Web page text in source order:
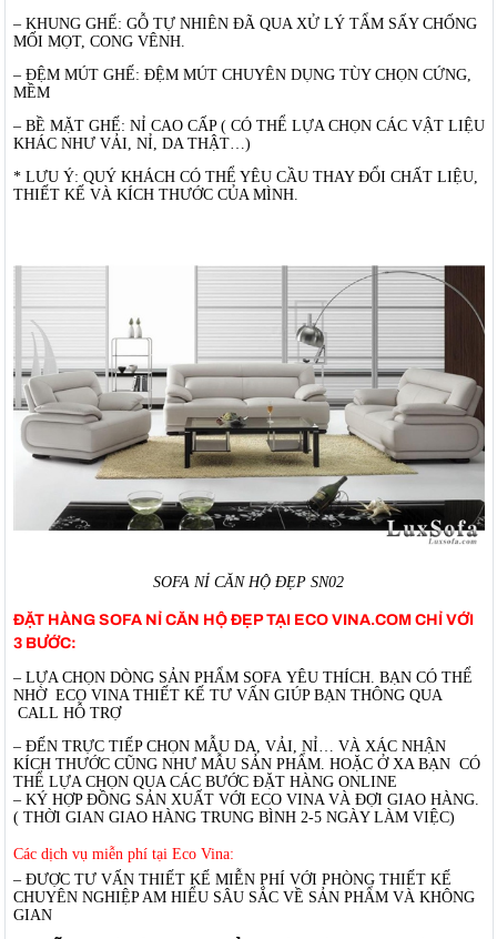
– KHUNG GHẾ: GỖ TỰ NHIÊN ĐÃ QUA XỬ LÝ TẨM SẤY CHỐNG
MỐI MỌT, CONG VÊNH.
– ĐỆM MÚT GHẾ: ĐỆM MÚT CHUYÊN DỤNG TÙY CHỌN CỨNG,
MỀM
– BỀ MẶT GHẾ: NỈ CAO CẤP ( CÓ THỂ LỰA CHỌN CÁC VẬT LIỆU
KHÁC NHƯ VẢI, NỈ, DA THẬT…)
* LƯU Ý: QUÝ KHÁCH CÓ THỂ YÊU CẦU THAY ĐỔI CHẤT LIỆU,
THIẾT KẾ VÀ KÍCH THƯỚC CỦA MÌNH.
SOFA NỈ CĂN HỘ ĐẸP SN02
ĐẶT HÀNG SOFA NỈ CĂN HỘ ĐẸP TẠI ECO VINA.COM CHỈ VỚI
3 BƯỚC:
– LỰA CHỌN DÒNG SẢN PHẨM SOFA YÊU THÍCH. BẠN CÓ THỂ
NHỜ ECO VINA THIẾT KẾ TƯ VẤN GIÚP BẠN THÔNG QUA
CALL HỖ TRỢ
– ĐẾN TRỰC TIẾP CHỌN MẪU DA, VẢI, NỈ… VÀ XÁC NHẬN
KÍCH THƯỚC CŨNG NHƯ MẪU SẢN PHẨM. HOẶC Ở XA BẠN CÓ
THỂ LỰA CHỌN QUA CÁC BƯỚC ĐẶT HÀNG ONLINE
– KÝ HỢP ĐỒNG SẢN XUẤT VỚI ECO VINA VÀ ĐỢI GIAO HÀNG.
( THỜI GIAN GIAO HÀNG TRUNG BÌNH 2-5 NGÀY LÀM VIỆC)
Các dịch vụ miễn phí tại Eco Vina:
– ĐƯỢC TƯ VẤN THIẾT KẾ MIỄN PHÍ VỚI PHÒNG THIẾT KẾ
CHUYÊN NGHIỆP AM HIỂU SÂU SẮC VỀ SẢN PHẨM VÀ KHÔNG
GIAN